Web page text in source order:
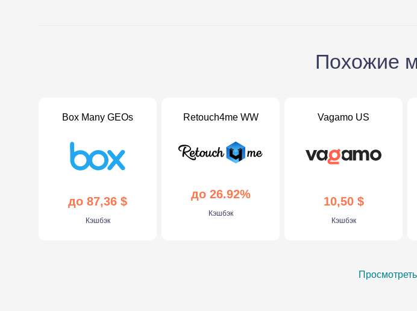
Похожие
Box Many GEOs
до 87,36 $
Кэшбэк
Retouch4me WW
до 26.92%
Кэшбэк
Vagamo US
10,50 $
Кэшбэк